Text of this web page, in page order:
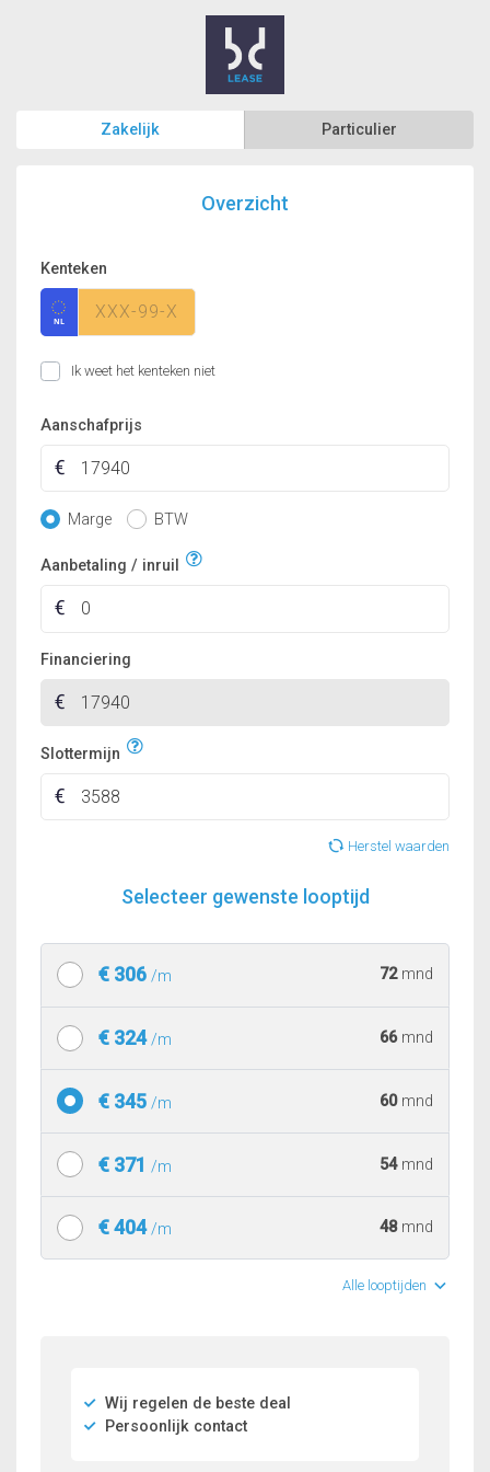
Zakelijk Particulier
Overzicht
Kenteken
Ik weet het kenteken niet
Aanschafprijs
Marge BTW
Aanbetaling / inruil
Financiering
Slottermijn
Herstel waarden
Selecteer gewenste looptijd
€ 306/m 72 mnd
€ 324/m 66 mnd
€ 345 /m 60 mnd
€ 371 /m 54 mnd
€ 404/m 48 mnd
Alle looptijden
Wij regelen de beste deal
Persoonlijk contact